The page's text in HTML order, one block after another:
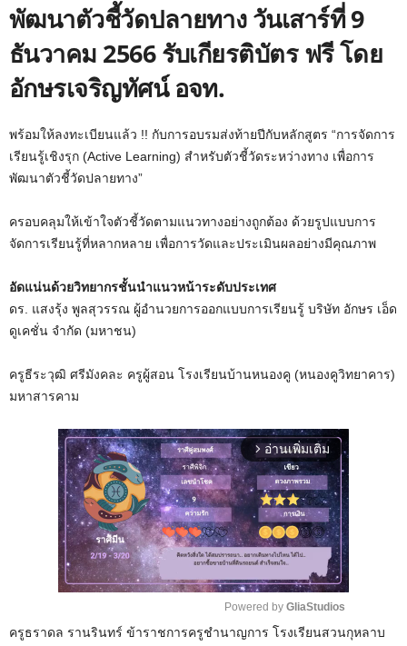
พัฒนาตัวชี้วัดปลายทาง วันเสาร์ที่ 9
ธันวาคม 2566 รับเกียรติบัตร ฟรี โดย
อักษรเจริญทัศน์ อจท.
พร้อมให้ลงทะเบียนแล้ว !! กับการอบรมส่งท้ายปีกับหลักสูตร “การจัดการ
เรียนรู้เชิงรุก (Active Learning) สำหรับตัวชี้วัดระหว่างทาง เพื่อการ
พัฒนาตัวชี้วัดปลายทาง”
ครอบคลุมให้เข้าใจตัวชี้วัดตามแนวทางอย่างถูกต้อง ด้วยรูปแบบการ
จัดการเรียนรู้ที่หลากหลาย เพื่อการวัดและประเมินผลอย่างมีคุณภาพ
อัดแน่นด้วยวิทยากรชั้นนำแนวหน้าระดับประเทศ
ดร. แสงรุ้ง พูลสุวรรณ ผู้อำนวยการออกแบบการเรียนรู้ บริษัท อักษร เอ็ด
ดูเคชั่น จำกัด (มหาชน)
ครูธีระวุฒิ ศรีมังคละ ครูผู้สอน โรงเรียนบ้านหนองคู (หนองคูวิทยาคาร)
มหาสารคาม
arrow_forward_ios อ่านเพิ่มเติม
Powered by GliaStudios
ครูธราดล รานรินทร์ ข้าราชการครูชำนาญการ โรงเรียนสวนกุหลาบ